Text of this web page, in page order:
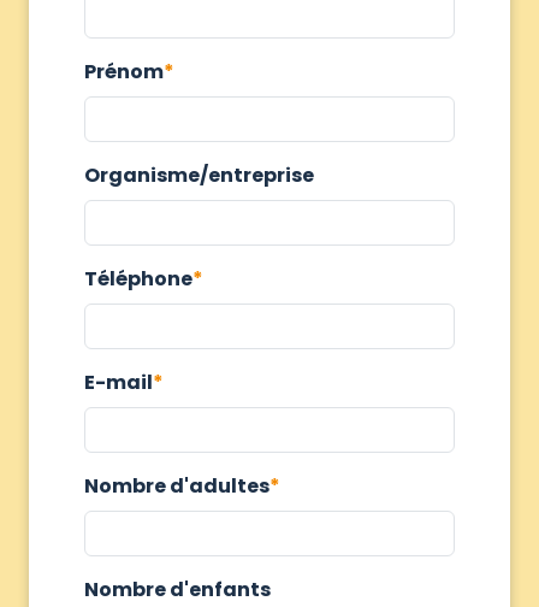
Prénom
Organisme/entreprise
Téléphone
E-mail
Nombre d'adultes
Nombre d'enfants